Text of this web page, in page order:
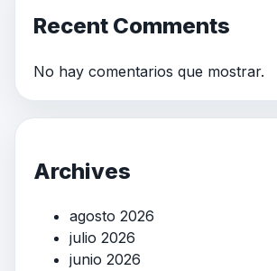
Recent Comments
No hay comentarios que mostrar.
Archives
agosto 2026
julio 2026
junio 2026